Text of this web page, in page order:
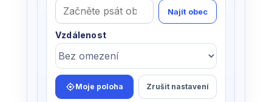
oblast
podle
vzdálenosti
Najít obec
Vzdálenost
Moje poloha Zrušit nastavení